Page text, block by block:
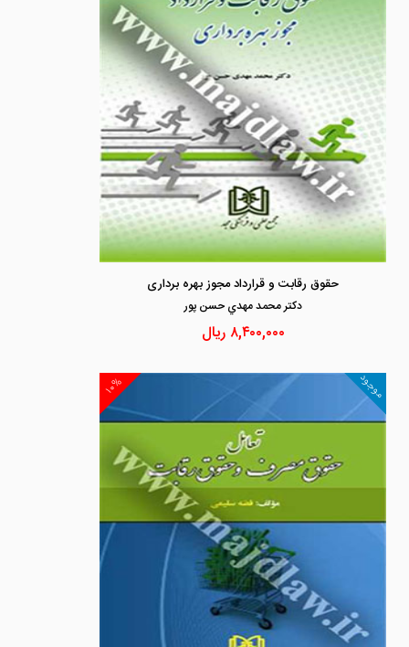
حقوق رقابت و قرارداد مجوز بهره برداری
دكتر محمد مهدي حسن پور
۸,۴۰۰,۰۰۰ ریال
۱۰% موجود